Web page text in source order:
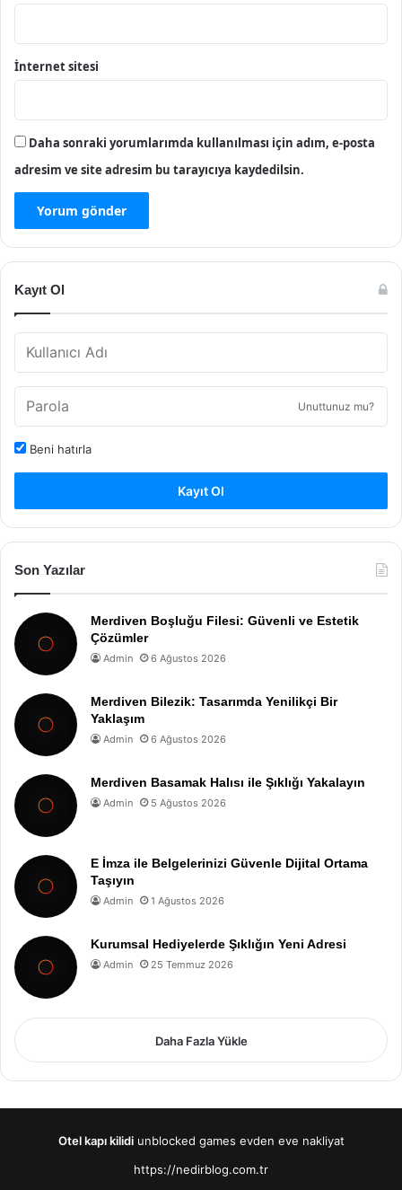
İnternet sitesi
Daha sonraki yorumlarımda kullanılması için adım, e-posta
adresim ve site adresim bu tarayıcıya kaydedilsin.
Kayıt Ol
Unuttunuz mu?
Beni hatırla
Kayıt Ol
Son Yazılar
Merdiven Boşluğu Filesi: Güvenli ve Estetik
Çözümler
Admin 6 Ağustos 2026
Merdiven Bilezik: Tasarımda Yenilikçi Bir
Yaklaşım
Admin 6 Ağustos 2026
Merdiven Basamak Halısı ile Şıklığı Yakalayın
Admin 5 Ağustos 2026
E İmza ile Belgelerinizi Güvenle Dijital Ortama
Taşıyın
Admin 1 Ağustos 2026
Kurumsal Hediyelerde Şıklığın Yeni Adresi
Admin 25 Temmuz 2026
Daha Fazla Yükle
Otel kapı kilidi unblocked games evden eve nakliyat
https://nedirblog.com.tr